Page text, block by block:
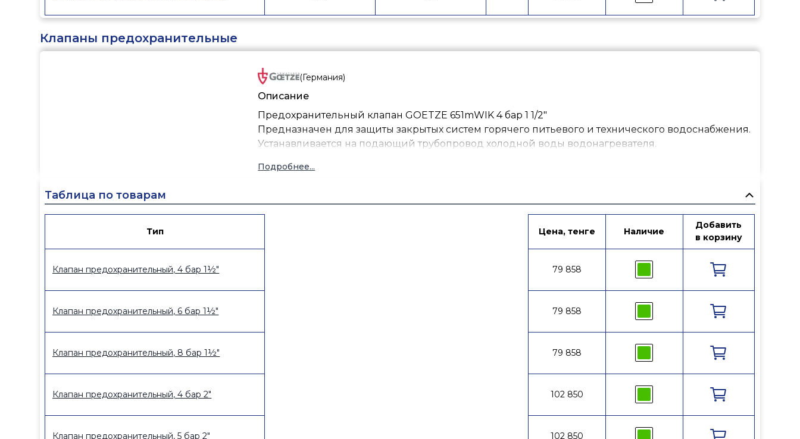
Клапаны предохранительные
(Германия)
Описание
Предохранительный клапан GOETZE 651mWIK 4 бар 1 1/2"
Предназначен для защиты закрытых систем горячего питьевого и технического водоснабжения.
Устанавливается на подающий трубопровод холодной воды водонагревателя.
Подробнее...
Таблица по товарам
Тип
Клапан предохранительный, 4 бар 1½"
Клапан предохранительный, 6 бар 1½"
Клапан предохранительный, 8 бар 1½"
Клапан предохранительный, 4 бар 2"
Клапан предохранительный, 5 бар 2"
Цена, тенге Наличие
Добавить
в корзину
79 858
79 858
79 858
102 850
102 850